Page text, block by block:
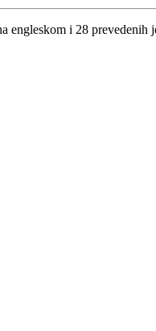
engleskom i 28 prevedenih